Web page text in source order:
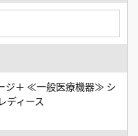
ジ＋ ≪一般医療機器≫ シ
ディース